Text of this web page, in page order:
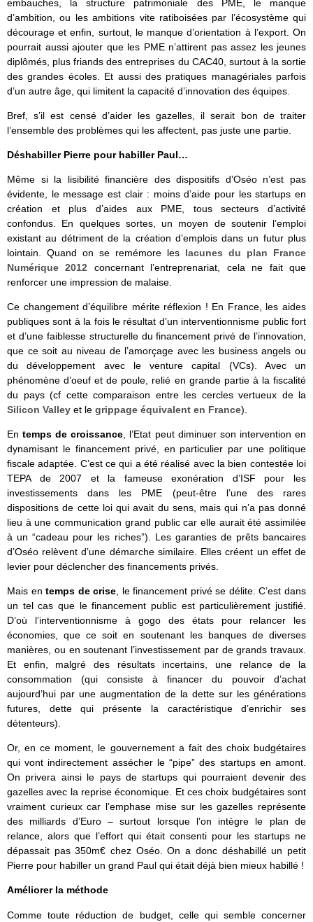
embauches, la structure patrimoniale des PME, le manque
d’ambition, ou les ambitions vite ratiboisées par l’écosystème qui
décourage et enfin, surtout, le manque d’orientation à l’export. On
pourrait aussi ajouter que les PME n’attirent pas assez les jeunes
diplômés, plus friands des entreprises du CAC40, surtout à la sortie
des grandes écoles. Et aussi des pratiques managériales parfois
d’un autre âge, qui limitent la capacité d’innovation des équipes.
Bref, s’il est censé d’aider les gazelles, il serait bon de traiter
l’ensemble des problèmes qui les affectent, pas juste une partie.
Déshabiller Pierre pour habiller Paul…
Même si la lisibilité financière des dispositifs d’Oséo n’est pas
évidente, le message est clair : moins d’aide pour les startups en
création et plus d’aides aux PME, tous secteurs d’activité
confondus. En quelques sortes, un moyen de soutenir l’emploi
existant au détriment de la création d’emplois dans un futur plus
lointain. Quand on se remémore les lacunes du plan France
Numérique 2012 concernant l’entreprenariat, cela ne fait que
renforcer une impression de malaise.
Ce changement d’équilibre mérite réflexion ! En France, les aides
publiques sont à la fois le résultat d’un interventionnisme public fort
et d’une faiblesse structurelle du financement privé de l’innovation,
que ce soit au niveau de l’amorçage avec les business angels ou
du développement avec le venture capital (VCs). Avec un
phénomène d’oeuf et de poule, relié en grande partie à la fiscalité
du pays (cf cette comparaison entre les cercles vertueux de la
Silicon Valley et le grippage équivalent en France).
Entemps de croissance, l’Etat peut diminuer son intervention en
dynamisant le financement privé, en particulier par une politique
fiscale adaptée. C’est ce qui a été réalisé avec la bien contestée loi
TEPA de 2007 et la fameuse exonération d’ISF pour les
investissements dans les PME (peut-être l’une des rares
dispositions de cette loi qui avait du sens, mais qui n’a pas donné
lieu à une communication grand public car elle aurait été assimilée
à un “cadeau pour les riches”). Les garanties de prêts bancaires
d’Oséo relèvent d’une démarche similaire. Elles créent un effet de
levier pour déclencher des financements privés.
Mais entemps de crise, le financement privé se délite. C’est dans
un tel cas que le financement public est particulièrement justifié.
D’où l’interventionnisme à gogo des états pour relancer les
économies, que ce soit en soutenant les banques de diverses
manières, ou en soutenant l’investissement par de grands travaux.
Et enfin, malgré des résultats incertains, une relance de la
consommation (qui consiste à financer du pouvoir d’achat
aujourd’hui par une augmentation de la dette sur les générations
futures, dette qui présente la caractéristique d’enrichir ses
détenteurs).
Or, en ce moment, le gouvernement a fait des choix budgétaires
qui vont indirectement assécher le “pipe” des startups en amont.
On privera ainsi le pays de startups qui pourraient devenir des
gazelles avec la reprise économique. Et ces choix budgétaires sont
vraiment curieux car l’emphase mise sur les gazelles représente
des milliards d’Euro – surtout lorsque l’on intègre le plan de
relance, alors que l’effort qui était consenti pour les startups ne
dépassait pas 350m€ chez Oséo. On a donc déshabillé un petit
Pierre pour habiller un grand Paul qui était déjà bien mieux habillé !
Améliorer la méthode
Comme toute réduction de budget, celle qui semble concerner